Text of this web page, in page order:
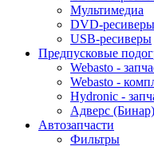
Мультимедиа
DVD-ресиверы
USB-ресиверы
Предпусковые
Webasto -
Webasto -
Hydronic -
Адверс (Бинар)
Автозапчасти
Фильтры